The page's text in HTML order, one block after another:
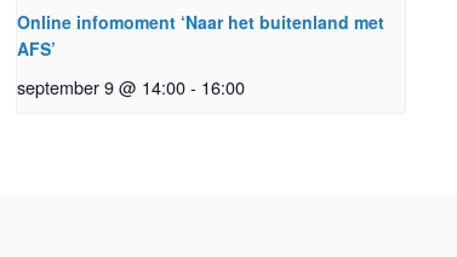
Online infomoment ‘Naar het buitenland met
AFS’
september 9 @ 14:00 - 16:00